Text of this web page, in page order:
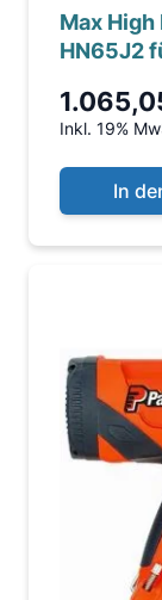
Max
HN65J2
Inkl. 19%
In